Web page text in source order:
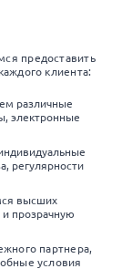
предоставить
клиента:
различные
электронные
регулярности
высших
и прозрачную
партнера,
условия